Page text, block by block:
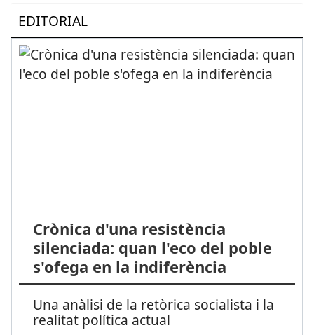
EDITORIAL
Crònica d'una resistència
silenciada: quan l'eco del poble
s'ofega en la indiferència
Una anàlisi de la retòrica socialista i la
realitat política actual